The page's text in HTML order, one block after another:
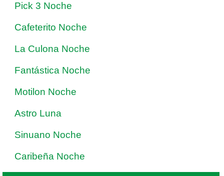
Pick 3 Noche
Cafeterito Noche
La Culona Noche
Fantástica Noche
Motilon Noche
Astro Luna
Sinuano Noche
Caribeña Noche